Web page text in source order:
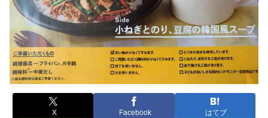
X Facebook はてブ